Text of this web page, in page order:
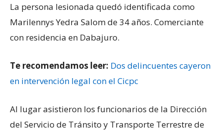
La persona lesionada quedó identificada como
Marilennys Yedra Salom de 34 años. Comerciante
con residencia en Dabajuro.
Te recomendamos leer: Dos delincuentes cayeron
en intervención legal con el Cicpc
Al lugar asistieron los funcionarios de la Dirección
del Servicio de Tránsito y Transporte Terrestre de